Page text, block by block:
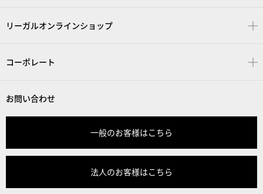
リーガルオンラインショップ
コーポレート
お問い合わせ
一般のお客様はこちら
法人のお客様はこちら